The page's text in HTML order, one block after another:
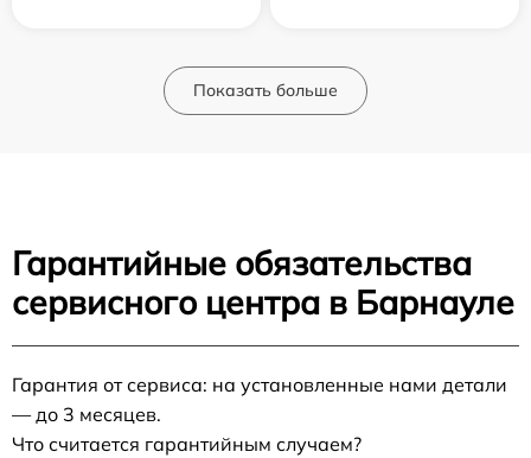
Показать больше
Гарантийные обязательства
сервисного центра в Барнауле
Гарантия от сервиса: на установленные нами детали
— до 3 месяцев.
Что считается гарантийным случаем?